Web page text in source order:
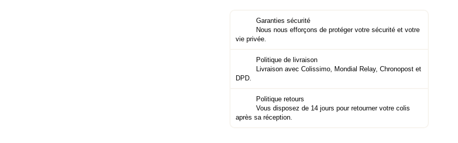
Garanties sécurité
Nous nous efforçons de protéger votre sécurité et votre
vie privée.
Politique de livraison
Livraison avec Colissimo, Mondial Relay, Chronopost et
DPD.
Politique retours
Vous disposez de 14 jours pour retourner votre colis
après sa réception.